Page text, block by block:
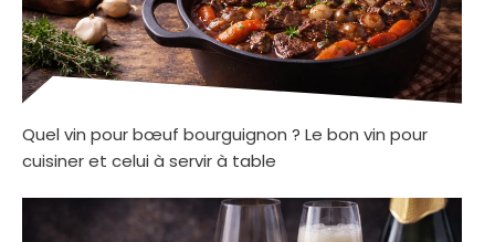
Quel vin pour bœuf bourguignon ? Le bon vin pour
cuisiner et celui à servir à table